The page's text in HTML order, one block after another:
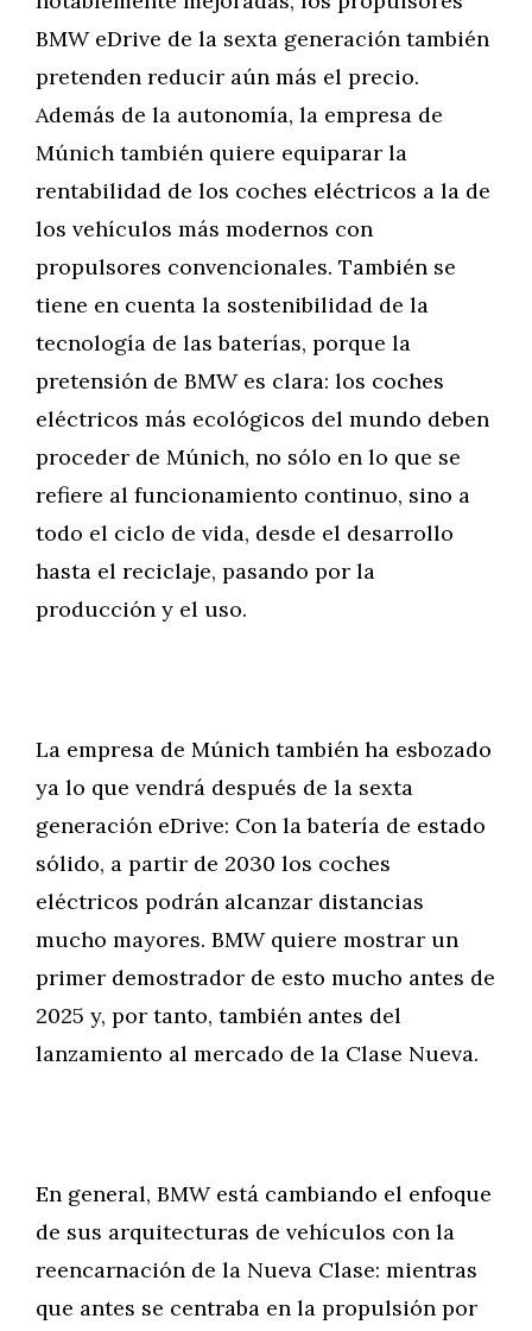
BMW eDrive de la sexta generación también
pretenden reducir aún más el precio.
Además de la autonomía, la empresa de
Múnich también quiere equiparar la
rentabilidad de los coches eléctricos a la de
los vehículos más modernos con
propulsores convencionales. También se
tiene en cuenta la sostenibilidad de la
tecnología de las baterías, porque la
pretensión de BMW es clara: los coches
eléctricos más ecológicos del mundo deben
proceder de Múnich, no sólo en lo que se
refiere al funcionamiento continuo, sino a
todo el ciclo de vida, desde el desarrollo
hasta el reciclaje, pasando por la
producción y el uso.
La empresa de Múnich también ha esbozado
ya lo que vendrá después de la sexta
generación eDrive: Con la batería de estado
sólido, a partir de 2030 los coches
eléctricos podrán alcanzar distancias
mucho mayores. BMW quiere mostrar un
primer demostrador de esto mucho antes de
2025 y, por tanto, también antes del
lanzamiento al mercado de la Clase Nueva.
En general, BMW está cambiando el enfoque
de sus arquitecturas de vehículos con la
reencarnación de la Nueva Clase: mientras
que antes se centraba en la propulsión por